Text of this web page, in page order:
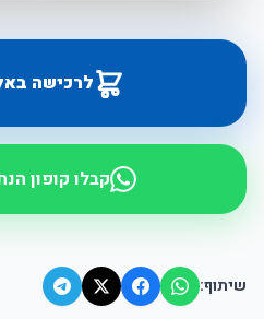
לרכישה
קבלו קופון
שיתוף: